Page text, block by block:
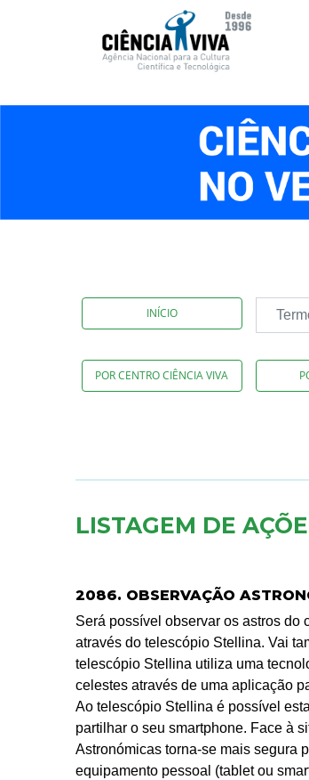
INÍCIO
POR CENTRO CIÊNCIA VIVA
LISTAGEM DE
2086. OBSERVAÇÃO
Será possível observar os astros do
através do telescópio Stellina. Vai
telescópio Stellina utiliza uma
celestes através de uma aplicação
Ao telescópio Stellina é possível
partilhar o seu smartphone. Face à
Astronómicas torna-se mais segura
equipamento pessoal (tablet ou